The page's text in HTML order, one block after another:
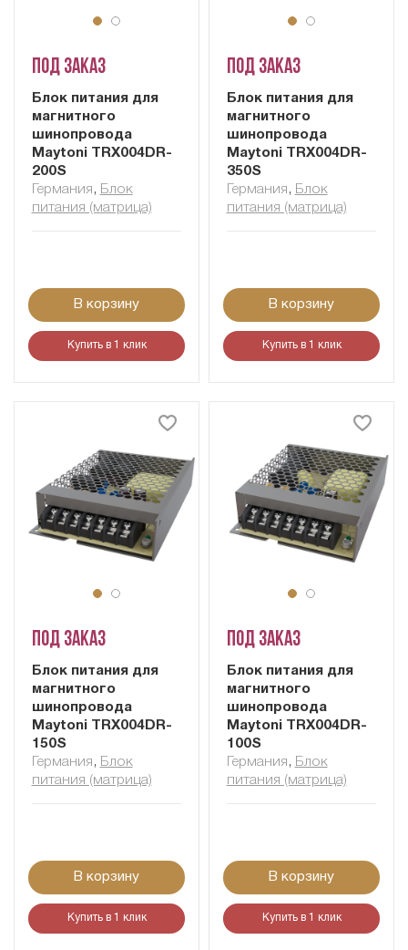
Под заказ
Блок питания для
магнитного
шинопровода
Maytoni TRX004DR-
200S
Германия , Блок
питания (матрица)
В корзину
Купить в 1 клик
Под заказ
Блок питания для
магнитного
шинопровода
Maytoni TRX004DR-
350S
Германия , Блок
питания (матрица)
В корзину
Купить в 1 клик
Под заказ
Блок питания для
магнитного
шинопровода
Maytoni TRX004DR-
150S
Германия , Блок
питания (матрица)
В корзину
Купить в 1 клик
Под заказ
Блок питания для
магнитного
шинопровода
Maytoni TRX004DR-
100S
Германия , Блок
питания (матрица)
В корзину
Купить в 1 клик